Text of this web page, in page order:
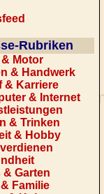
Rubriken
Motor
& Handwerk
& Karriere
& Internet
& Trinken
& Hobby
& Garten
Familie